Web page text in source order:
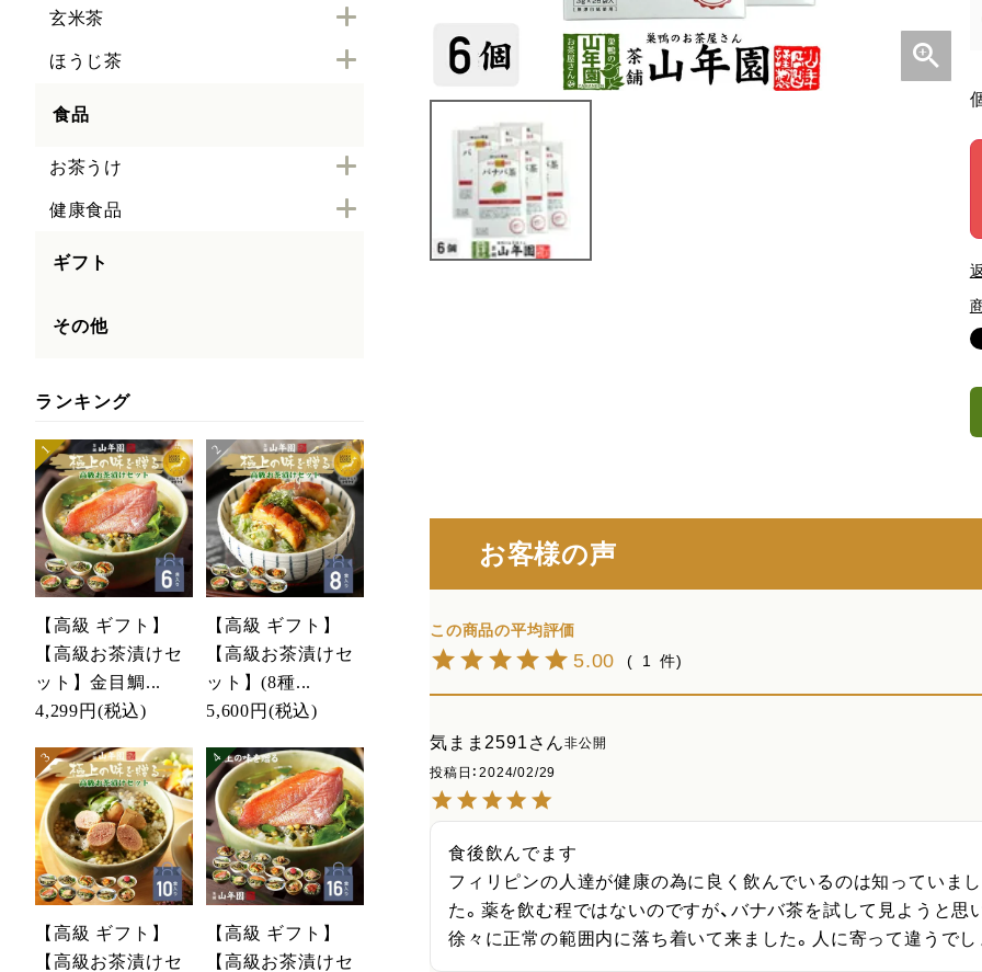
玄米茶
ほうじ茶
食品
お茶うけ
健康食品
ギフト
その他
ランキング
【高級 ギフト】
【高級お茶漬けセ
ット】金目鯛...
4,299円 (税込)
【高級 ギフト】
【高級お茶漬けセ
ット】(8種...
5,600円 (税込)
【高級 ギフト】
【高級お茶漬けセ
【高級 ギフト】
【高級お茶漬けセ
お客様の声
5.00 1
気まま2591
非公開
投稿日
2024/02/29
食後飲んでます
フィリピンの人達が健康の為に良く飲んでいるのは知っていま
た。薬を飲む程ではないのですが、バナバ茶を試して見ようと思
徐々に正常の範囲内に落ち着いて来ました。人に寄って違うでし